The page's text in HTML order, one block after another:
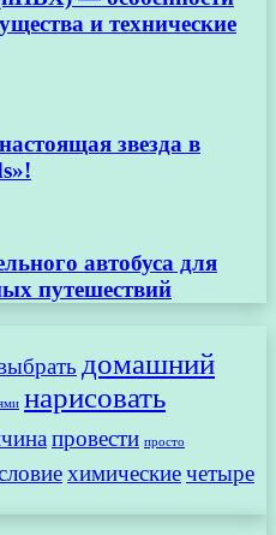
и технические
звезда в
автобуса для
путешествий
домашний
нарисовать
провести просто
химическиечетыре